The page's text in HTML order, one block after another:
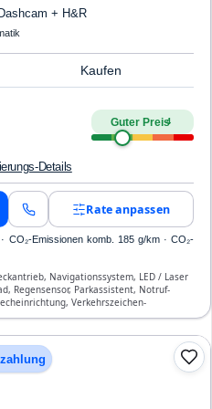
+ H&R
Kaufen
Guter Preis4
Details
Rate anpassen
CO₂-Emissionen komb. 185 g/km · CO₂-
Navigationssystem, LED / Laser
Regensensor, Parkassistent, Notruf-
Verkehrszeichen-
und Seiten-Airbags